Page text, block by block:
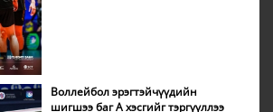
Воллейбол эрэгтэйчүүдийн
шигшээ баг А хэсгийг тэргүүллээ